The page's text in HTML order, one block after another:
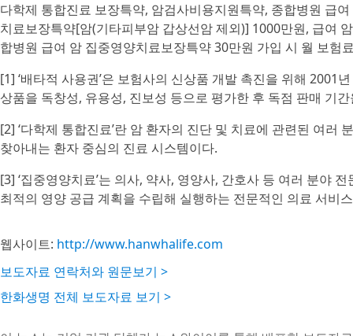
다학제 통합진료 보장특약, 암검사비용지원특약, 종합병원 급
치료보장특약[암(기타피부암 갑상선암 제외)] 1000만원, 급여
합병원 급여 암 집중영양치료보장특약 30만원 가입 시 월 보
[1] ‘배타적 사용권’은 보험사의 신상품 개발 촉진을 위해
상품을 독창성, 유용성, 진보성 등으로 평가한 후 독점 판매 기
[2] ‘다학제 통합진료’란 암 환자의 진단 및 치료에 관련된 여
찾아내는 환자 중심의 진료 시스템이다.
[3] ‘집중영양치료’는 의사, 약사, 영양사, 간호사 등 여러 분야
최적의 영양 공급 계획을 수립해 실행하는 전문적인 의료 서비
웹사이트: http://www.hanwhalife.com
보도자료 연락처와 원문보기 >
한화생명 전체 보도자료 보기 >